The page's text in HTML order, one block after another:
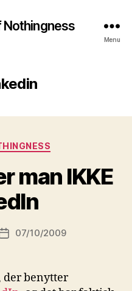
Nothingness
Menu
man IKKE
Indlægsdato
07/10/2009
der benytter